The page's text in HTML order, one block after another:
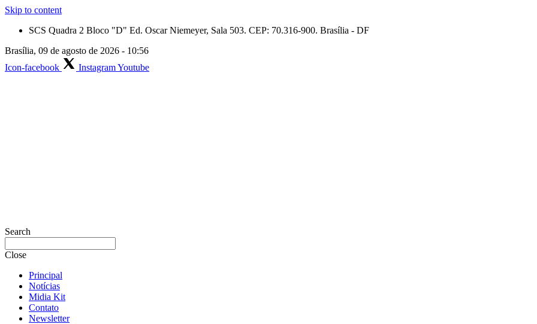
Skip to content
SCS Quadra 2 Bloco "D" Ed. Oscar Niemeyer, Sala 503. CEP: 70.316-900. Brasília - DF
Brasília, 09 de agosto de 2026 - 10:56
Icon-facebook
InstagramYoutube
Search
Close
Principal
Notícias
Midia Kit
Contato
Newsletter